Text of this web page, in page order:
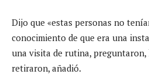
Dijo que «estas personas no
conocimiento de que era una
una visita de rutina, preguntaron,
retiraron, añadió.